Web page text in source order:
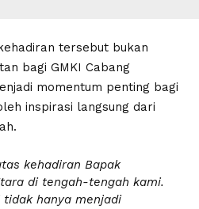
tersebut bukan
bagi GMKI Cabang
momentum penting bagi
inspirasi langsung dari
kehadiran Bapak
di tengah-tengah kami.
hanya menjadi